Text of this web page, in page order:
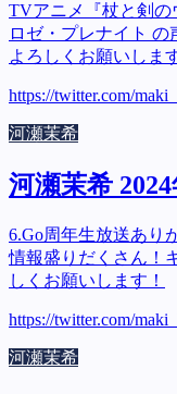
TVアニメ『杖と剣の
ロゼ・プレナイト の
よろしくお願いしま
https://twitter.com/
河瀬茉希
河瀬茉希
6.Go周年生放送あり
情報盛りだくさん！
しくお願いします！
https://twitter.com/
河瀬茉希